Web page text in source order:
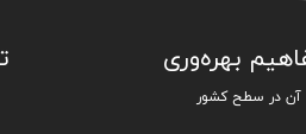
بهره‌وری
آن در سطح کشور